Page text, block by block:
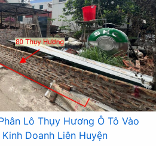
Lô Thụy Hương Ô Tô Vào
Doanh Liên Huyện